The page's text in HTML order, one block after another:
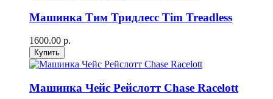
Машинка Тим Тридлесс Tim Treadless
1600.00 р.
Машинка Чейс Рейслотт Chase Racelott